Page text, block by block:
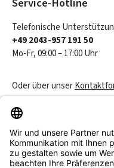
Service-Hotline
Telefonische
+49 2043-957 191 50
Mo-Fr, 09:00 – 17:00 Uhr
Oder über unser
Service & Beratung